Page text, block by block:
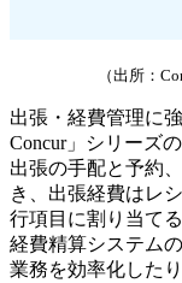
（出所：
出張・経費管理に
Concur」シリーズ
出張の手配と予約
き、出張経費はレ
行項目に割り当て
経費精算システム
業務を効率化した